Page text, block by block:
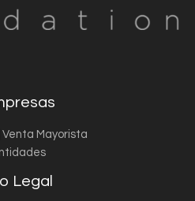
Venta Mayorista
Legal